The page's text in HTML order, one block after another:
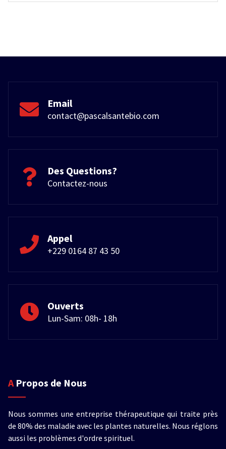
Email
contact@pascalsantebio.com
Des Questions?
Contactez-nous
Appel
+229 0164 87 43 50
Ouverts
Lun-Sam: 08h- 18h
A Propos de Nous
Nous sommes une entreprise thérapeutique qui traite près
de 80% des maladie avec les plantes naturelles. Nous réglons
aussi les problèmes d'ordre spirituel.